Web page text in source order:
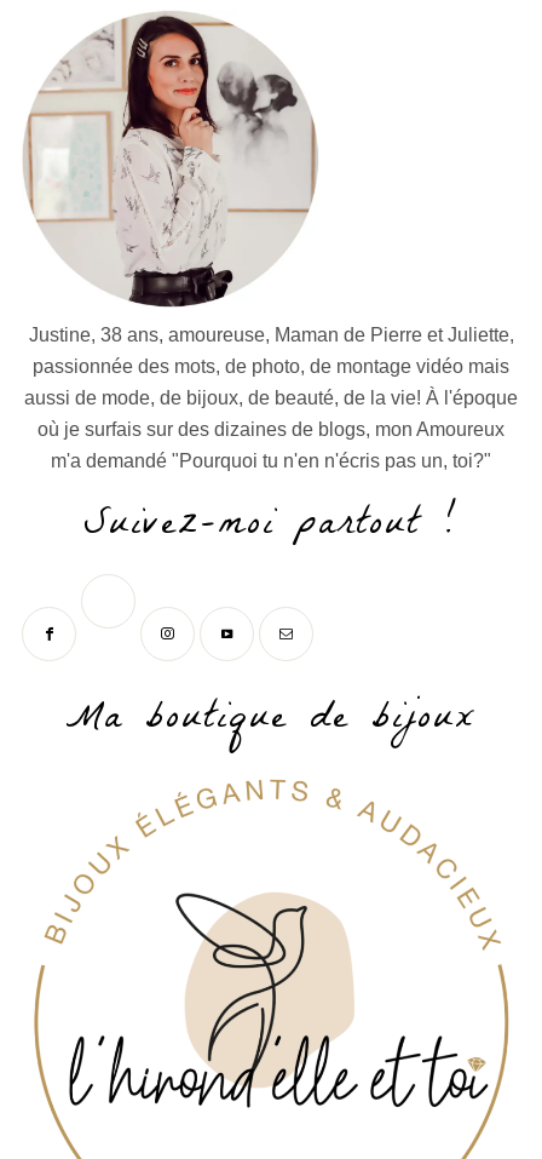
Justine, 38 ans, amoureuse, Maman de Pierre et Juliette,
passionnée des mots, de photo, de montage vidéo mais
aussi de mode, de bijoux, de beauté, de la vie! À l'époque
où je surfais sur des dizaines de blogs, mon Amoureux
m'a demandé "Pourquoi tu n'en n'écris pas un, toi?"
Suivez-moi partout !
Ma boutique de bijoux